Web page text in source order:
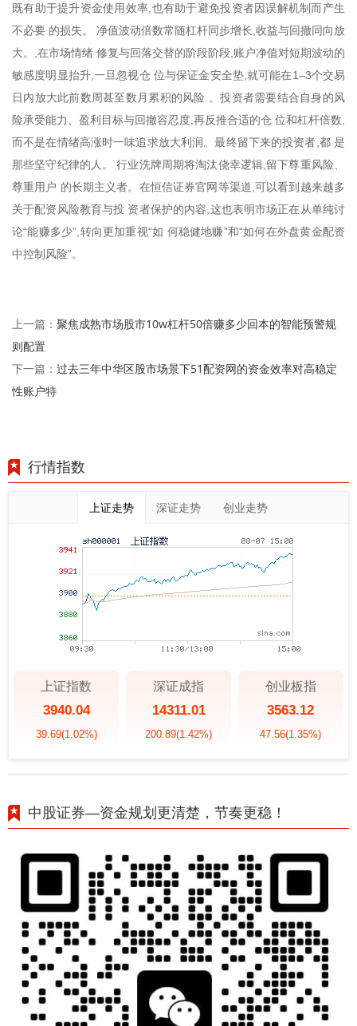
既有助于提升资金使用效率,也有助于避免投资者因误解机制而产生
不必要 的损失。 净值波动倍数常随杠杆同步增长,收益与回撤同向放
大。,在市场情绪 修复与回落交替的阶段阶段,账户净值对短期波动的
敏感度明显抬升,一旦忽视仓 位与保证金安全垫,就可能在1–3个交易
日内放大此前数周甚至数月累积的风险 。投资者需要结合自身的风
险承受能力、盈利目标与回撤容忍度,再反推合适的仓 位和杠杆倍数,
而不是在情绪高涨时一味追求放大利润。最终留下来的投资者,都 是
那些坚守纪律的人。 行业洗牌周期将淘汰侥幸逻辑,留下尊重风险、
尊重用户 的长期主义者。在恒信证券官网等渠道,可以看到越来越多
关于配资风险教育与投 资者保护的内容,这也表明市场正在从单纯讨
论“能赚多少”,转向更加重视“如 何稳健地赚”和“如何在外盘黄金配资
中控制风险”。
上一篇： 聚焦成熟市场股市10w杠杆50倍赚多少回本的智能预警规
则配置
下一篇： 过去三年中华区股市场景下51配资网的资金效率对高稳定
性账户特
行情指数
上证走势 深证走势 创业走势
上证指数
3940.04
39.69(1.02%)
深证成指
14311.01
200.89(1.42%)
创业板指
3563.12
47.56(1.35%)
中股证券—资金规划更清楚，节奏更稳！